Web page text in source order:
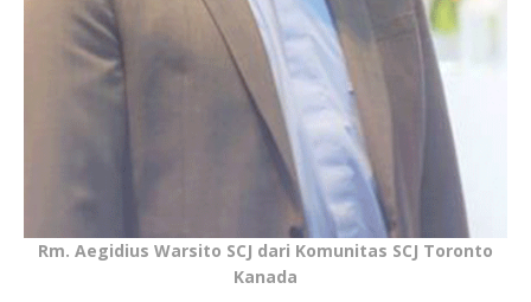
Rm. Aegidius Warsito SCJ dari Komunitas SCJ Toronto
Kanada